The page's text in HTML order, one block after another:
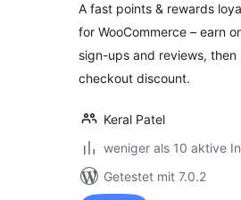
A fast points & rewards
for WooCommerce – earn
sign-ups and reviews, then
checkout discount.
Keral Patel
weniger als 10 aktive
Getestet mit 7.0.2